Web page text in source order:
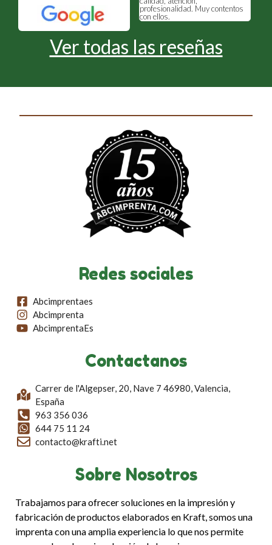
trabajando con ellos muchos
años más.
profesionalidad. Muy contentos
con ellos.
Ver todas las reseñas
Sobre Nosotros
Trabajamos para ofrecer soluciones en la impresión y
fabricación de productos elaborados en Kraft, somos una
imprenta con una amplia experiencia lo que nos permite
Contactanos
Carrer de l'Algepser, 20, Nave 7 46980, Valencia,
España
963 356 036
644 75 11 24
contacto@krafti.net
Redes sociales
Abcimprentaes
Abcimprenta
AbcimprentaEs